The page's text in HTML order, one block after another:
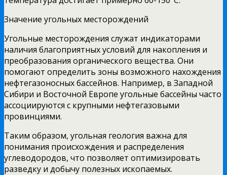
Значение угольных месторождений
Угольные месторождения служат индикаторами
наличия благоприятных условий для накопления и
преобразования органического вещества. Они
помогают определить зоны возможного нахождения
нефтегазоносных бассейнов. Например, в Западной
Сибири и Восточной Европе угольные бассейны часто
ассоциируются с крупными нефтегазовыми
провинциями.
Таким образом, угольная геология важна для
понимания происхождения и распределения
углеводородов, что позволяет оптимизировать
разведку и добычу полезных ископаемых.